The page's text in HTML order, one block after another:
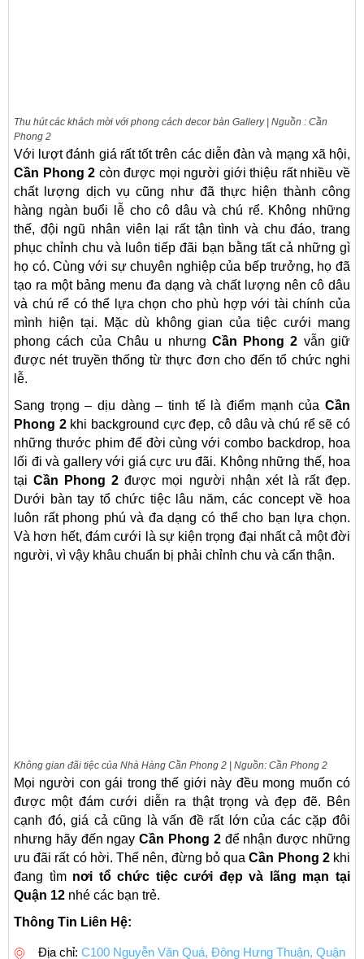
Thu hút các khách mời với phong cách decor bàn Gallery | Nguồn : Cần
Phong 2
Với lượt đánh giá rất tốt trên các diễn đàn và mạng xã hội,
Cần Phong 2 còn được mọi người giới thiệu rất nhiều về
chất lượng dịch vụ cũng như đã thực hiện thành công
hàng ngàn buổi lễ cho cô dâu và chú rể. Không những
thế, đội ngũ nhân viên lại rất tận tình và chu đáo, trang
phục chỉnh chu và luôn tiếp đãi bạn bằng tất cả những gì
họ có. Cùng với sự chuyên nghiệp của bếp trưởng, họ đã
tạo ra một bảng menu đa dạng và chất lượng nên cô dâu
và chú rể có thể lựa chọn cho phù hợp với tài chính của
mình hiện tại. Mặc dù không gian của tiệc cưới mang
phong cách của Châu u nhưng Cần Phong 2 vẫn giữ
được nét truyền thống từ thực đơn cho đến tổ chức nghi
lễ.
Sang trọng – dịu dàng – tinh tế là điểm mạnh của Cần
Phong 2khi background cực đẹp, cô dâu và chú rể sẽ có
những thước phim để đời cùng với combo backdrop, hoa
lối đi và gallery với giá cực ưu đãi. Không những thế, hoa
tạiCần Phong 2 được mọi người nhận xét là rất đẹp.
Dưới bàn tay tổ chức tiệc lâu năm, các concept về hoa
luôn rất phong phú và đa dạng có thể cho bạn lựa chọn.
Và hơn hết, đám cưới là sự kiện trọng đại nhất cả một đời
người, vì vậy khâu chuẩn bị phải chỉnh chu và cẩn thận.
Không gian đãi tiệc của Nhà Hàng Cần Phong 2 | Nguồn: Cần Phong 2
Mọi người con gái trong thế giới này đều mong muốn có
được một đám cưới diễn ra thật trọng và đẹp đẽ. Bên
cạnh đó, giá cả cũng là vấn đề rất lớn của các cặp đôi
nhưng hãy đến ngayCần Phong 2để nhận được những
ưu đãi rất có hời. Thế nên, đừng bỏ quaCần Phong 2 khi
đang tìmnơi tổ chức tiệc cưới đẹp và lãng mạn tại
Quận 12 nhé các bạn trẻ.
Thông Tin Liên Hệ:
Địa chỉ: C100 Nguyễn Văn Quá, Đông Hưng Thuận, Quận